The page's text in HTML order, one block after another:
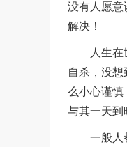
没有人愿意
解决！
人生在世
自杀，没
么小心谨慎
与其一天到
一般人都